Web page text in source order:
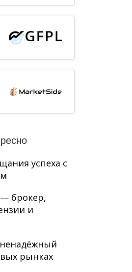
успеха с
брокер,
и
рынках